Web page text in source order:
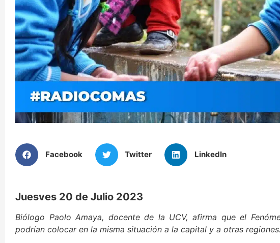
Facebook Twitter LinkedIn
Juesves 20 de Julio 2023
Biólogo Paolo Amaya, docente de la UCV, afirma que el
podrían colocar en la misma situación a la capital y a otras regiones.